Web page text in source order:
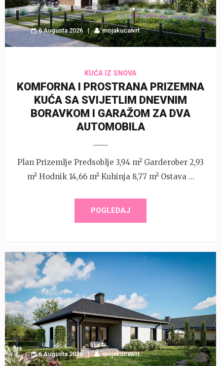
6 Augusta 2026 mojakucaivrt
KUĆA IZ SNOVA
KOMFORNA I PROSTRANA PRIZEMNA
KUĆA SA SVIJETLIM DNEVNIM
BORAVKOM I GARAŽOM ZA DVA
AUTOMOBILA
Plan Prizemlje Predsoblje 3,94 m² Garderober 2,93
m² Hodnik 14,66 m² Kuhinja 8,77 m² Ostava …
POGLEDAJ
6 Augusta 2026 mojakucaivrt